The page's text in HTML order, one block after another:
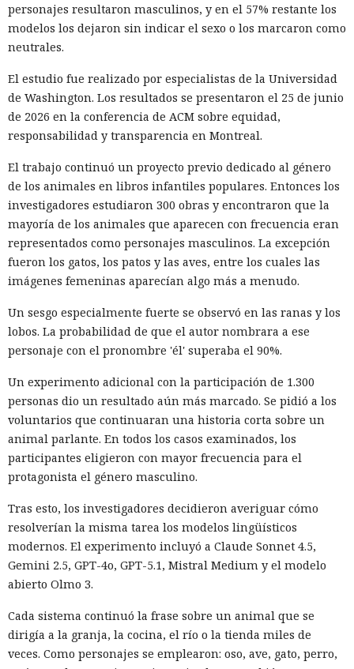
personajes resultaron masculinos, y en el 57% restante los
modelos los dejaron sin indicar el sexo o los marcaron como
neutrales.
El estudio fue realizado por especialistas de la Universidad
de Washington. Los resultados se presentaron el 25 de junio
de 2026 en la conferencia de ACM sobre equidad,
responsabilidad y transparencia en Montreal.
El trabajo continuó un proyecto previo dedicado al género
de los animales en libros infantiles populares. Entonces los
investigadores estudiaron 300 obras y encontraron que la
mayoría de los animales que aparecen con frecuencia eran
representados como personajes masculinos. La excepción
fueron los gatos, los patos y las aves, entre los cuales las
imágenes femeninas aparecían algo más a menudo.
Un sesgo especialmente fuerte se observó en las ranas y los
lobos. La probabilidad de que el autor nombrara a ese
personaje con el pronombre 'él' superaba el 90%.
Un experimento adicional con la participación de 1.300
personas dio un resultado aún más marcado. Se pidió a los
voluntarios que continuaran una historia corta sobre un
animal parlante. En todos los casos examinados, los
participantes eligieron con mayor frecuencia para el
protagonista el género masculino.
Tras esto, los investigadores decidieron averiguar cómo
resolverían la misma tarea los modelos lingüísticos
modernos. El experimento incluyó a Claude Sonnet 4.5,
Gemini 2.5, GPT-4o, GPT-5.1, Mistral Medium y el modelo
abierto Olmo 3.
Cada sistema continuó la frase sobre un animal que se
dirigía a la granja, la cocina, el río o la tienda miles de
veces. Como personajes se emplearon: oso, ave, gato, perro,